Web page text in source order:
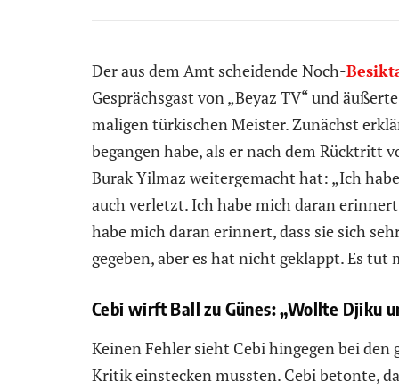
Der aus dem Amt scheidende Noch-
Gesprächsgast von „Beyaz TV“ und
maligen türkischen Meister. Zunächst
begangen habe, als er nach dem Rücktritt
Burak Yilmaz weitergemacht hat: „Ich
auch verletzt. Ich habe mich daran
habe mich daran erinnert, dass sie sich
gegeben, aber es hat nicht geklappt. Es
Cebi wirft Ball zu Günes: „Wollte Djiku
Keinen Fehler sieht Cebi hingegen bei
Kritik einstecken mussten. Cebi betonte,